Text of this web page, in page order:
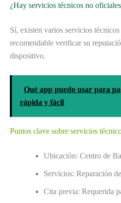
¿Hay servicios técnicos no
Sí, existen varios servicios
recomendable verificar su
dispositivo.
Qué app puedo usar para
rápida y fácil
Puntos clave sobre servicios
Ubicación: Centro de
Servicios: Reparación
Cita previa: Requerida